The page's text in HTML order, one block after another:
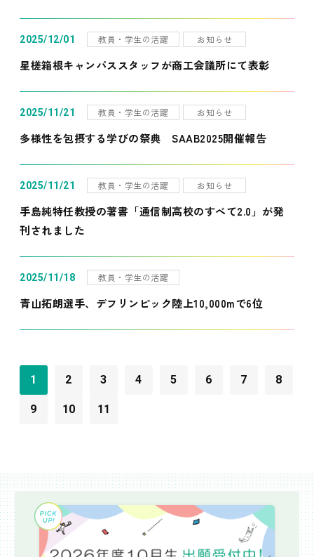
2025/12/01 教員・学生の活躍 お知らせ
星槎箱根キャンパススタッフが商工会議所にて表彰
2025/11/21 教員・学生の活躍 お知らせ
多様性を包摂する学びの祭典 SAAB2025開催報告
2025/11/21 教員・学生の活躍 お知らせ
手島純特任教授の著書「通信制高校のすべて2.0」が発
刊されました
2025/11/18 教員・学生の活躍
青山拓朗選手、デフリンピック陸上10,000mで6位
1 2 3 4 5 6 7 8
9 10 11